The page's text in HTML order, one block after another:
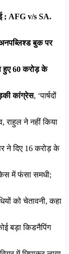
; AFG v/s SA.
बुक पर
हुए 60 करोड़ के
कांग्रेस, ‘पार्षदों
राहुल ने नहीं किया
ने दिए 16 करोड़ के
केस में फंसा समधी;
को चेतावनी, कहा
बड़ा किडनैपिंग